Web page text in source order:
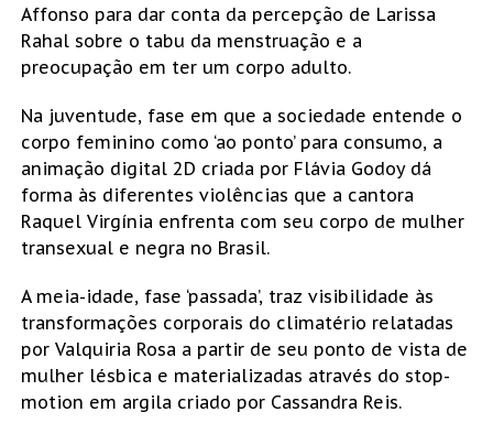
Affonso para dar conta da percepção de Larissa
Rahal sobre o tabu da menstruação e a
preocupação em ter um corpo adulto.
Na juventude, fase em que a sociedade entende o
corpo feminino como ‘ao ponto’ para consumo, a
animação digital 2D criada por Flávia Godoy dá
forma às diferentes violências que a cantora
Raquel Virgínia enfrenta com seu corpo de mulher
transexual e negra no Brasil.
A meia-idade, fase ‘passada’, traz visibilidade às
transformações corporais do climatério relatadas
por Valquiria Rosa a partir de seu ponto de vista de
mulher lésbica e materializadas através do stop-
motion em argila criado por Cassandra Reis.